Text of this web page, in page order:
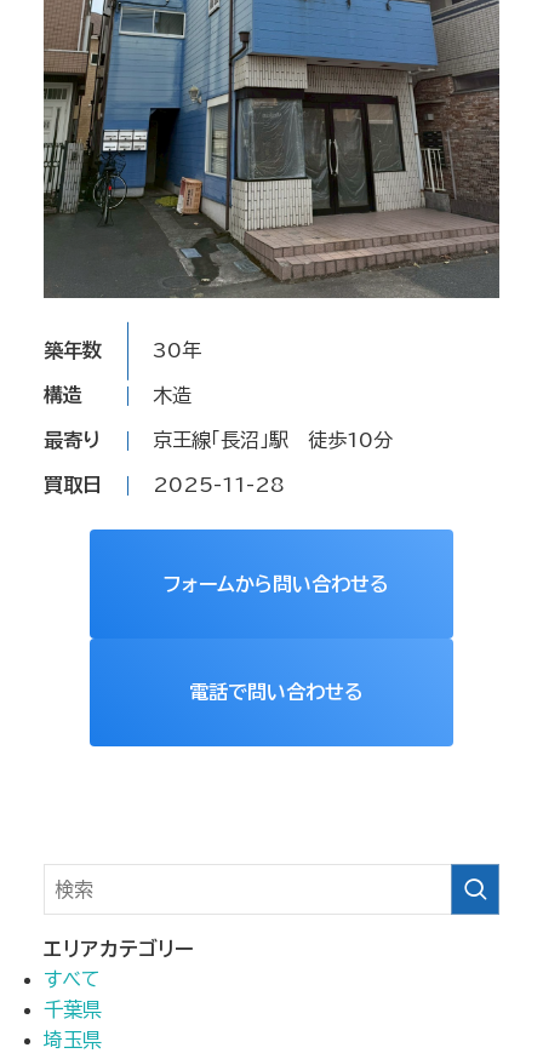
築年数 30年
構造 木造
最寄り 京王線「長沼」駅 徒歩10分
買取日 2025-11-28
フォームから問い合わせる
電話で問い合わせる
エリアカテゴリー
すべて
千葉県
埼玉県